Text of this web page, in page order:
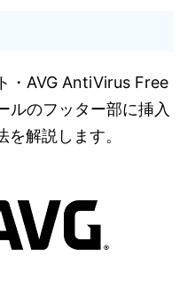
・AVG AntiVirus Free
ルのフッター部に挿入
解説します。